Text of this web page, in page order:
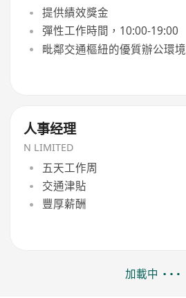
提供績效獎金
彈性工作時間，10:00-19:00
毗鄰交通樞紐的優質辦公環境
人事经理
N LIMITED
五天工作周
交通津貼
豐厚薪酬
加載中